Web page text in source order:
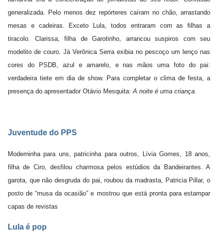
generalizada. Pelo menos dez repórteres caíram no chão, arrastando
mesas e cadeiras. Exceto Lula, todos entraram com as filhas a
tiracolo. Clarissa, filha de Garotinho, arrancou suspiros com seu
modelito de couro. Já Verônica Serra exibia no pescoço um lenço nas
cores do PSDB, azul e amarelo, e nas mãos uma foto do pai:
verdadeira tiete em dia de show. Para completar o clima de festa, a
presença do apresentador Otávio Mesquita:A noite é uma criança.
Juventude do PPS
Moderninha para uns, patricinha para outros, Lívia Gomes, 18 anos,
filha de Ciro, desfilou charmosa pelos estúdios da Bandeirantes. A
garota, que não desgruda do pai, roubou da madrasta, Patricia Pillar, o
posto de “musa da ocasião” e mostrou que está pronta para estampar
capas de revistas
Lula é pop